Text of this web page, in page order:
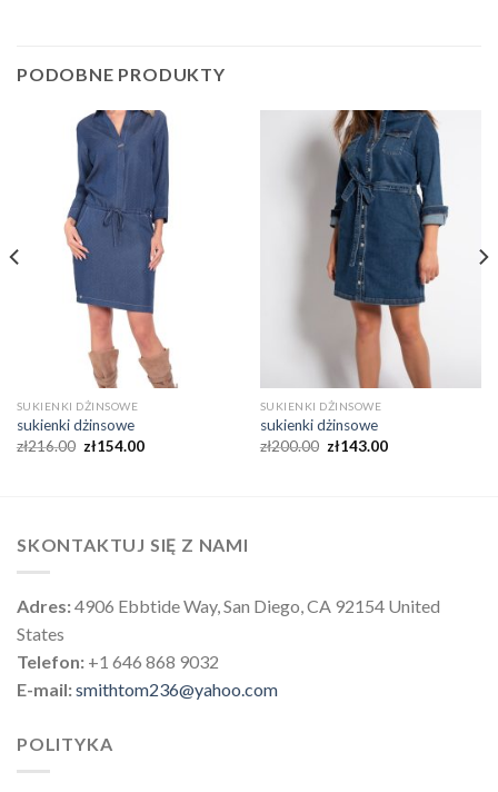
PODOBNE PRODUKTY
SUKIENKI DŻINSOWE
sukienki dżinsowe
zł216.00 zł154.00
SUKIENKI DŻINSOWE
sukienki dżinsowe
zł200.00 zł143.00
SKONTAKTUJ SIĘ Z NAMI
Adres:4906 Ebbtide Way, San Diego, CA 92154 United
States
Telefon: +1 646 868 9032
E-mail:smithtom236@yahoo.com
POLITYKA